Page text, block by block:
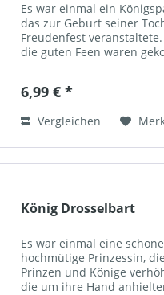
Es war einmal ein
das zur Geburt seiner
Freudenfest
die guten Feen waren
sprach einen Fluch: Das
6,99 € *
Vergleichen
König Drosselbart
Es war einmal eine
hochmütige Prinzessin,
Prinzen und Könige
die um ihre Hand